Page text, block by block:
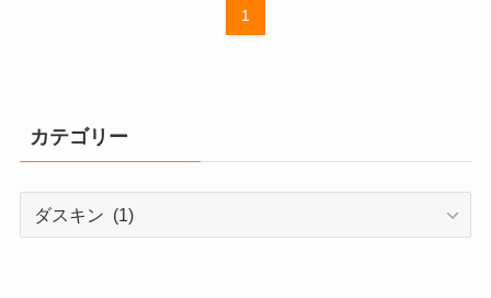
1
カテゴリー